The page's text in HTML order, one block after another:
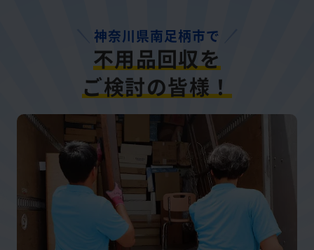
神奈川県南足柄市で
不用品回収を
ご検討の皆様！